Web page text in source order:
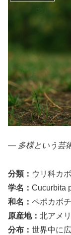
― 多様という芸
分類： ウリ科カ
学名： Cucurbita
和名： ペポカボ
原産地： 北アメ
分布： 世界中に